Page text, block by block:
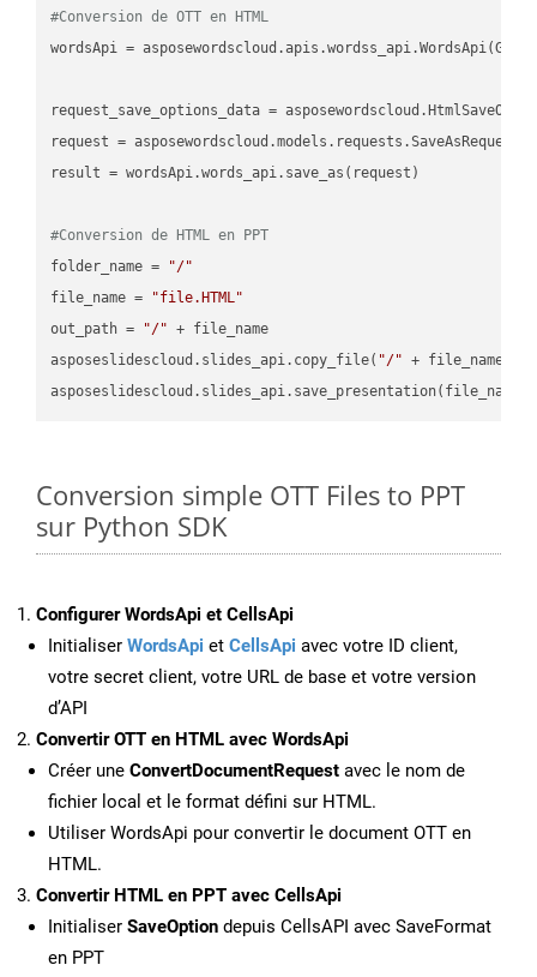
#Conversion de OTT en HTML
wordsApi =
request_save_options_data =
request =
result = wordsApi.words_api.save_as(request)
#Conversion de HTML en PPT
folder_name =
"/"
file_name =
"file.HTML"
out_path =
"/" + file_name
asposeslidescloud.slides_api.copy_file( "/" + file_name,
Conversion simple OTT Files to PPT
sur Python SDK
Configurer WordsApi et CellsApi
Initialiser WordsApi et CellsApi avec votre ID client,
votre secret client, votre URL de base et votre version
d’API
Convertir OTT en HTML avec WordsApi
Créer une ConvertDocumentRequest avec le nom de
fichier local et le format défini sur HTML.
Utiliser WordsApi pour convertir le document OTT en
HTML.
Convertir HTML en PPT avec CellsApi
Initialiser SaveOption depuis CellsAPI avec SaveFormat
en PPT